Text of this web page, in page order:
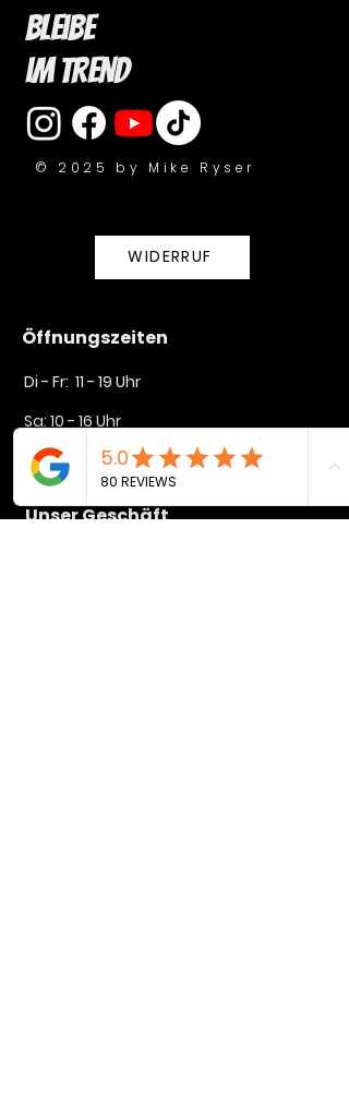
Bleibe
im Trend
© 2025 by Mike Ryser
WIDERRUF
Öffnungszeiten
Di - Fr: 11 - 19 Uhr
Sa: 10 - 16 Uhr​​
So + Mo geschlossen
Unser Geschäft